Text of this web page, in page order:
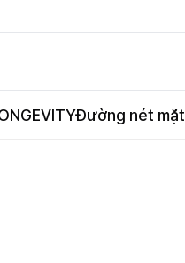
Đường nét mặt